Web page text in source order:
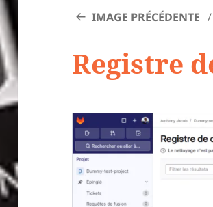
IMAGE PRÉCÉDENTE
Registre